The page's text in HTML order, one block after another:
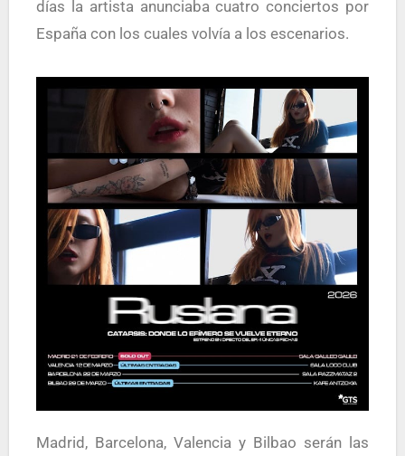
días la artista anunciaba cuatro conciertos por
España con los cuales volvía a los escenarios.
Madrid, Barcelona, Valencia y Bilbao serán las